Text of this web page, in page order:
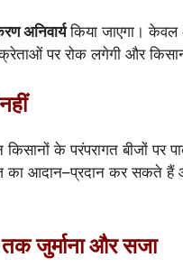
अनिवार्यकिया जाएगा। केवल
पर रोक लगेगी और
के परंपरागत बीजों पर
का आदान–प्रदान कर सकते हैं
जुर्माना और सजा